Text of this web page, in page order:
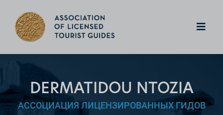
DERMATIDOU NTOZIA
АССОЦИАЦИЯ ЛИЦЕНЗИРОВАННЫХ ГИДОВ